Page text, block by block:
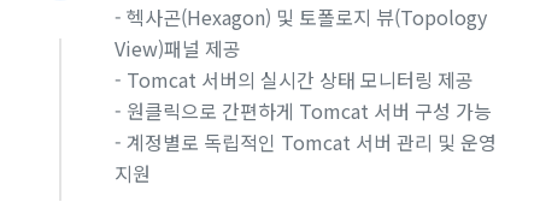
- 헥사곤(Hexagon) 및 토폴로지 뷰(Topology
View)패널 제공
- Tomcat 서버의 실시간 상태 모니터링 제공
- 원클릭으로 간편하게 Tomcat 서버 구성 가능
- 계정별로 독립적인 Tomcat 서버 관리 및 운영
지원